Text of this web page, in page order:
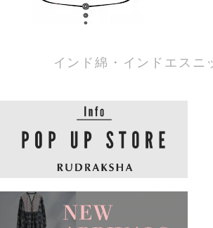
インド綿・インドエスニ